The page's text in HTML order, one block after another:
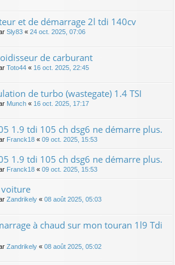
et de démarrage 2l tdi 140cv
Sly83 « 24 oct. 2025, 07:06
de carburant
Toto44 « 16 oct. 2025, 22:45
de turbo (wastegate) 1.4 TSI
Munch « 16 oct. 2025, 17:17
1.9 tdi 105 ch dsg6 ne démarre plus.
Franck18 « 09 oct. 2025, 15:53
1.9 tdi 105 ch dsg6 ne démarre plus.
Franck18 « 09 oct. 2025, 15:53
Zandrikely « 08 août 2025, 05:03
à chaud sur mon touran 1l9 Tdi
Zandrikely « 08 août 2025, 05:02